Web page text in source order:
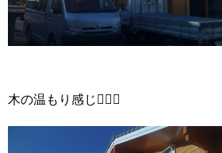
木の温もり感じ